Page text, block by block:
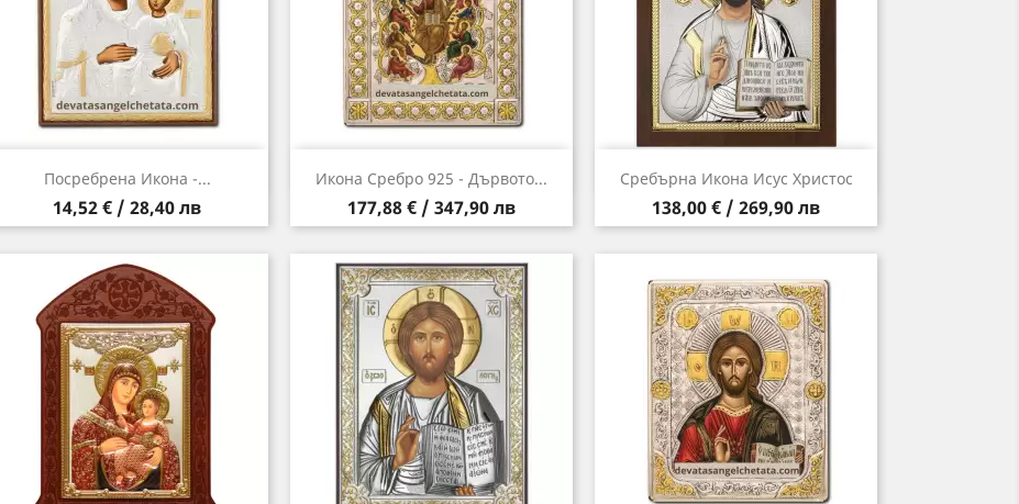
Посребрена Икона -...
Цена
14,52 € / 28,40 лв
Бърз преглед Икона Сребро 925 - Дървото...
Цена
177,88 € / 347,90 лв
Бърз преглед Сребърна Икона Исус Христос
Цена
138,00 € / 269,90 лв
Бърз преглед